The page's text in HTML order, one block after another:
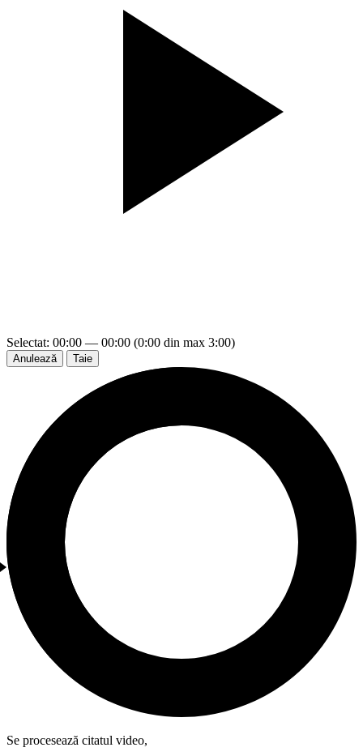
Selectat: 00:00 — 00:00 (0:00 din max 3:00)
Anulează Taie
Se procesează citatul video,